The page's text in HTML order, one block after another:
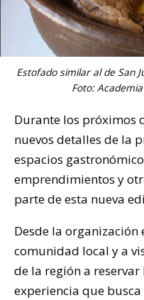
Estofado similar al de San
Foto:
Durante los próximos
nuevos detalles de la
espacios
emprendimientos y
parte de esta nueva
Desde la
comunidad local y a
de la región a
experiencia que